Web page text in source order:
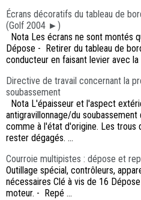
Écrans décoratifs du tableau de
(Golf 2004 ►)
Nota Les écrans ne sont montés
Dépose - Retirer du tableau de
conducteur en faisant levier avec
Directive de travail concernant la
soubassement
Nota L'épaisseur et l'aspect
antigravillonnage/du
comme à l'état d'origine. Les trous
rester dégagés. ...
Courroie multipistes : dépose et
Outillage spécial, contrôleurs,
nécessaires Clé à vis de 16
moteur. - Repé ...